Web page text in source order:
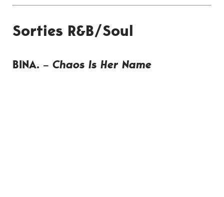
Sorties R&B/Soul
BINA. – Chaos Is Her Name